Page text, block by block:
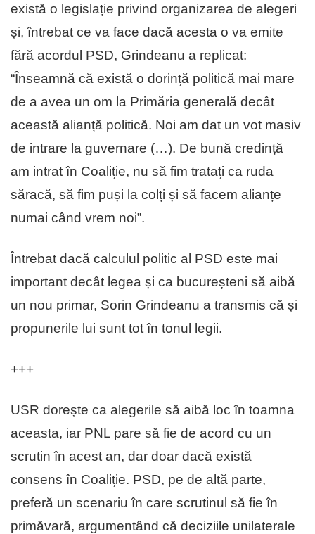
există o legislație privind organizarea de alegeri
și, întrebat ce va face dacă acesta o va emite
fără acordul PSD, Grindeanu a replicat:
“Înseamnă că există o dorință politică mai mare
de a avea un om la Primăria generală decât
această alianță politică. Noi am dat un vot masiv
de intrare la guvernare (…). De bună credință
am intrat în Coaliție, nu să fim tratați ca ruda
săracă, să fim puși la colți și să facem alianțe
numai când vrem noi”.
Întrebat dacă calculul politic al PSD este mai
important decât legea și ca bucureșteni să aibă
un nou primar, Sorin Grindeanu a transmis că și
propunerile lui sunt tot în tonul legii.
+++
USR dorește ca alegerile să aibă loc în toamna
aceasta, iar PNL pare să fie de acord cu un
scrutin în acest an, dar doar dacă există
consens în Coaliție. PSD, pe de altă parte,
preferă un scenariu în care scrutinul să fie în
primăvară, argumentând că deciziile unilaterale